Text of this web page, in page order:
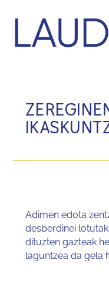
Adimen edota
desberdinei
dituzten gazteak
laguntzea da gela